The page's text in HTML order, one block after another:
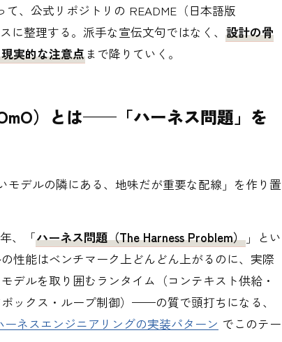
、公式リポジトリの README（日本語版
に整理する。派手な宣伝文句ではなく、 設計の骨
実的な注意点 まで降りていく。
）とは——「ハーネス問題」を
モデルの隣にある、地味だが重要な配線」を作り置
、「ハーネス問題（The Harness Problem） 」とい
性能はベンチマーク上どんどん上がるのに、実際
ルを取り囲むランタイム（コンテキスト供給・
ックス・ループ制御）——の質で頭打ちになる、
ーネスエンジニアリングの実装パターン でこのテー